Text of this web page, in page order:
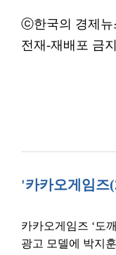
ⓒ한국의 경제뉴
전재-재배포 금
'카카오게임즈
카카오게임즈 ‘도
광고 모델에 박지